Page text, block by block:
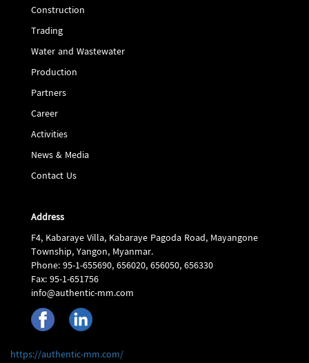
Construction
Trading
Water and Wastewater
Production
Partners
Career
Activities
News & Media
Contact Us
Address
F4, Kabaraye Villa, Kabaraye Pagoda Road, Mayangone
Township, Yangon, Myanmar.
Phone: 95-1-655690, 656020, 656050, 656330
Fax: 95-1-651756
info@authentic-mm.com
https://authentic-mm.com/